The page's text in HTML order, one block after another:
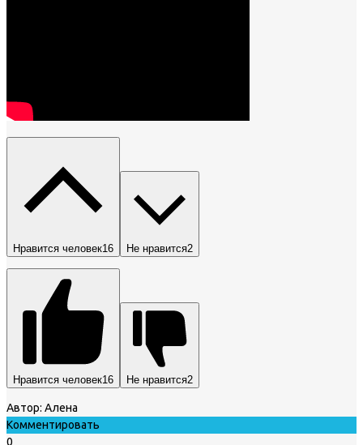
Нравится человек16 Не нравится2
Нравится человек16 Не нравится2
Автор: Алена
Комментировать
0